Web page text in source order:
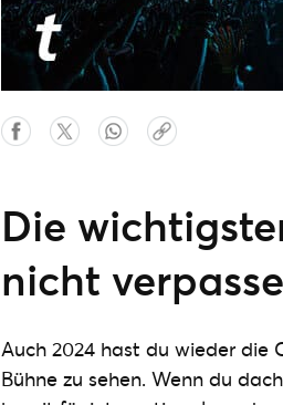
Die
nicht
Auch 2024 hast du wieder die
Bühne zu sehen. Wenn du